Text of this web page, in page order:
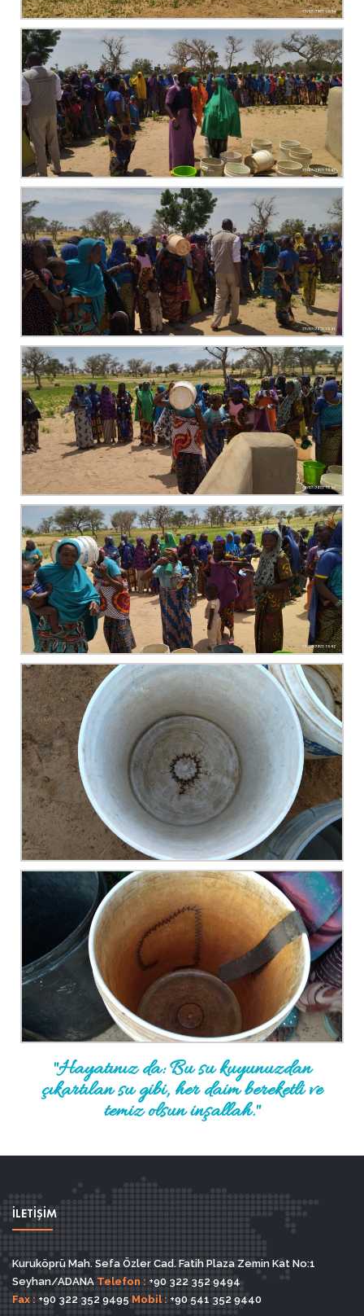
"Hayatınız da: Bu su kuyunuzdan
çıkartılan su gibi, her daim bereketli ve
temiz olsun inşallah."
İLETİŞİM
Kuruköprü Mah. Sefa Özler Cad. Fatih Plaza Zemin Kat No:1
Seyhan/ADANA Telefon : +90 322 352 9494
Fax : +90 322 352 9495 Mobil : +90 541 352 9440